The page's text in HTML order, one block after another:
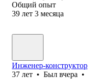
Общий опыт
39 лет 3 месяца
Инженер-конструктор
37 лет • Был вчера •